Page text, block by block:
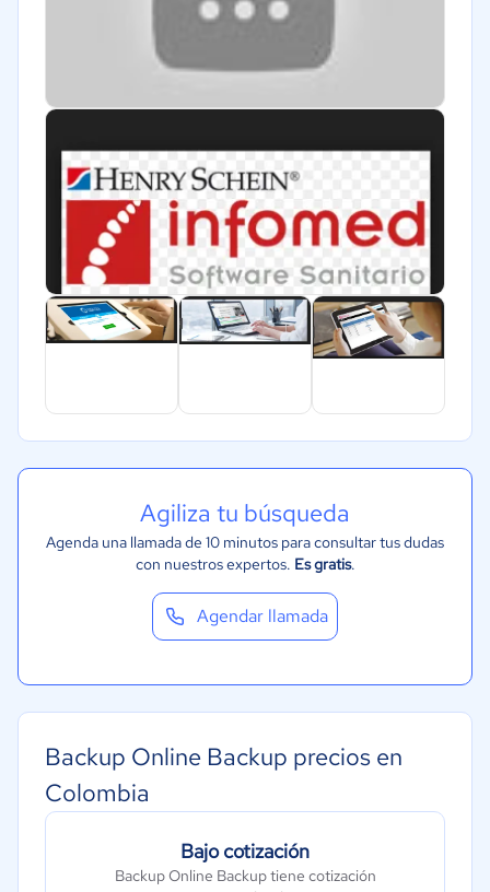
Agiliza tu búsqueda
Agenda una llamada de 10 minutos para consultar tus dudas
con nuestros expertos. Es gratis.
Agendar llamada
Backup Online Backup precios en
Colombia
Bajo cotización
Backup Online Backup tiene cotización